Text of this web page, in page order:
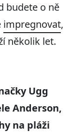
budete o ně
impregnovat,
několik let.
Ugg
Anderson,
na pláži